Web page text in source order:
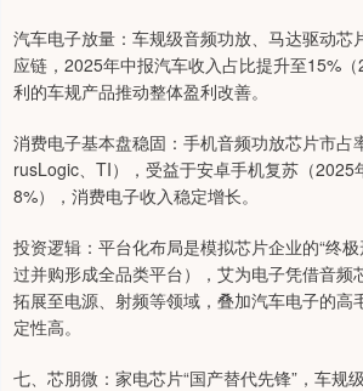
汽车电子放量：车规级音频功放、马达驱动芯
应链，2025年中报汽车收入占比提升至15%
利的车规产品推动整体盈利改善。
消费电子基本盘稳固：手机音频功放芯片市占
rusLogic、TI），受益于安卓手机复苏（2025
8%），消费电子收入稳定增长。
投资逻辑：平台化布局是模拟芯片企业的“终
过并购形成全品类平台），艾为电子凭借音频
拓展至电源、射频等领域，叠加汽车电子的高
定性高。
七、芯朋微：家电芯片“国产替代先锋”，车规